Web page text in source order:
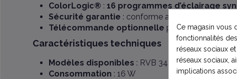
ColorLogic® : 16 programmes d’éclairage
Sécurité garantie : conforme aux
Télécommande optionnelle pour unegestion
Caractéristiques techniques
Modèles disponibles : RVB 3481LDRGB3
Consommation : 16 W
Ce magasin vous
fonctionnalités
réseaux sociaux
réseaux sociaux,
implications